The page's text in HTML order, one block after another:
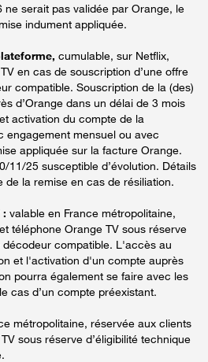
ne serait pas validée par Orange, le
indument appliquée.
cumulable, sur Netflix,
en cas de souscription d’une offre
compatible. Souscription de la (des)
d’Orange dans un délai de 3 mois
activation du compte de la
engagement mensuel ou avec
appliquée sur la facture Orange.
11/25 susceptible d’évolution. Détails
de la remise en cas de résiliation.
: valable en France métropolitaine,
téléphone Orange TV sous réserve
décodeur compatible. L'accès au
et l'activation d'un compte auprès
pourra également se faire avec les
cas d’un compte préexistant.
métropolitaine, réservée aux clients
sous réserve d’éligibilité technique